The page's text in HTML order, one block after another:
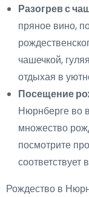
Разогрев с
пряное вино,
чашечкой,
отдыхая в
Посещение
Нюрнберге во
множество
посмотрите
соответствует
Рождество в